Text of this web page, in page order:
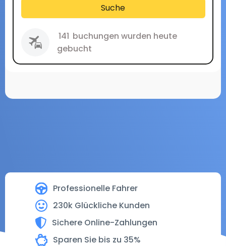
Professionelle Fahrer
230k Glückliche Kunden
Sichere Online-Zahlungen
Sparen Sie bis zu 35%
Suche
141 buchungen wurden heute
gebucht